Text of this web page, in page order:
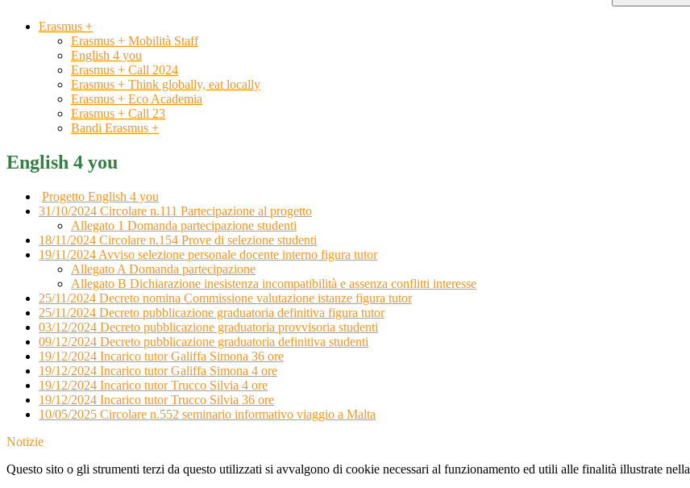
Erasmus +
Erasmus + Mobilità Staff
English 4 you
Erasmus + Call 2024
Erasmus + Think globally, eat locally
Erasmus + Eco Academia
Erasmus + Call 23
Bandi Erasmus +
English 4 you
Progetto English 4 you
31/10/2024 Circolare n.111 Partecipazione al progetto
Allegato 1 Domanda partecipazione studenti
18/11/2024 Circolare n.154 Prove di selezione studenti
19/11/2024 Avviso selezione personale docente interno figura tutor
Allegato A Domanda partecipazione
Allegato B Dichiarazione inesistenza incompatibilità e assenza conflitti interesse
25/11/2024 Decreto nomina Commissione valutazione istanze figura tutor
25/11/2024 Decreto pubblicazione graduatoria definitiva figura tutor
03/12/2024 Decreto pubblicazione graduatoria provvisoria studenti
09/12/2024 Decreto pubblicazione graduatoria definitiva studenti
19/12/2024 Incarico tutor Galiffa Simona 36 ore
19/12/2024 Incarico tutor Galiffa Simona 4 ore
19/12/2024 Incarico tutor Trucco Silvia 4 ore
19/12/2024 Incarico tutor Trucco Silvia 36 ore
10/05/2025 Circolare n.552 seminario informativo viaggio a Malta
Notizie
Questo sito o gli strumenti terzi da questo utilizzati si avvalgono di cookie necessari al funzionamento ed utili alle finalità illustrate nella